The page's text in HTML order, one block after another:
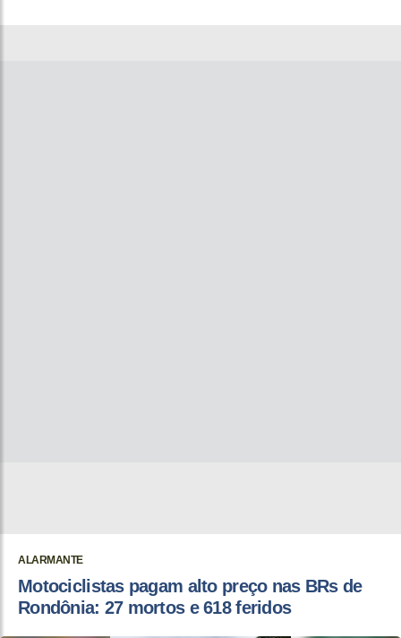
ALARMANTE
Motociclistas pagam alto preço nas BRs de
Rondônia: 27 mortos e 618 feridos